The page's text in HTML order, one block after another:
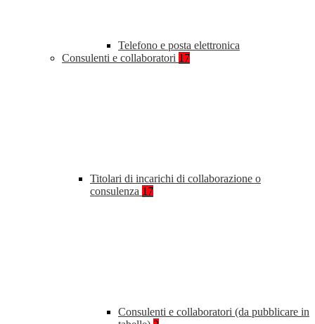
Telefono e posta elettronica
Consulenti e collaboratori 17
Titolari di incarichi di collaborazione o
consulenza 17
Consulenti e collaboratori (da pubblicare in